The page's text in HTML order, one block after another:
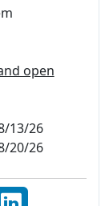
open
13/26
20/26